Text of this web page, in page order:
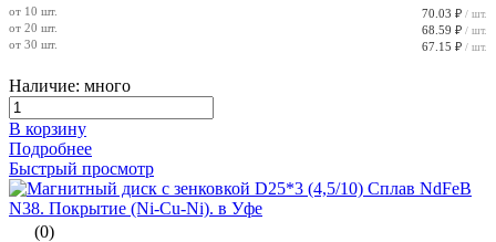
от 10 шт. 70.03 ₽ / шт.
от 20 шт. 68.59 ₽ / шт.
от 30 шт. 67.15 ₽ / шт.
Наличие: много
В корзину
Подробнее
Быстрый просмотр
(0)